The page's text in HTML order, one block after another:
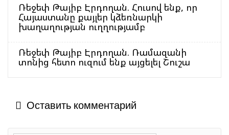
Ռեջեփ Թայիբ Էրդողան. Հուսով ենք, որ
Հայաստանը քայլեր կձեռնարկի
խաղաղության ուղղությամբ
Ռեջեփ Թայիբ Էրդողան. Ռամազանի
տոնից հետո ուզում ենք այցելել Շուշա
Оставить комментарий